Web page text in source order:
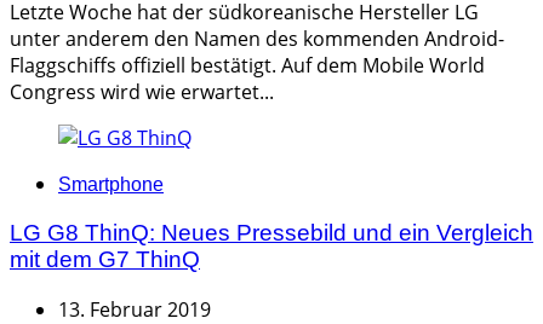
Letzte Woche hat der südkoreanische Hersteller LG
unter anderem den Namen des kommenden Android-
Flaggschiffs offiziell bestätigt. Auf dem Mobile World
Congress wird wie erwartet...
Categories
Smartphone
LG G8 ThinQ: Neues Pressebild und ein Vergleich
mit dem G7 ThinQ
13. Februar 2019